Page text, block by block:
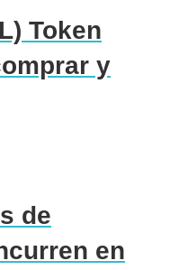
Token
y
de
en